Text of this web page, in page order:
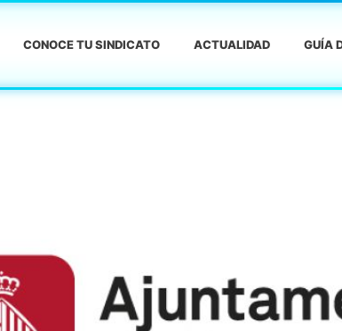
CONOCE TU SINDICATO ACTUALIDAD GUÍA